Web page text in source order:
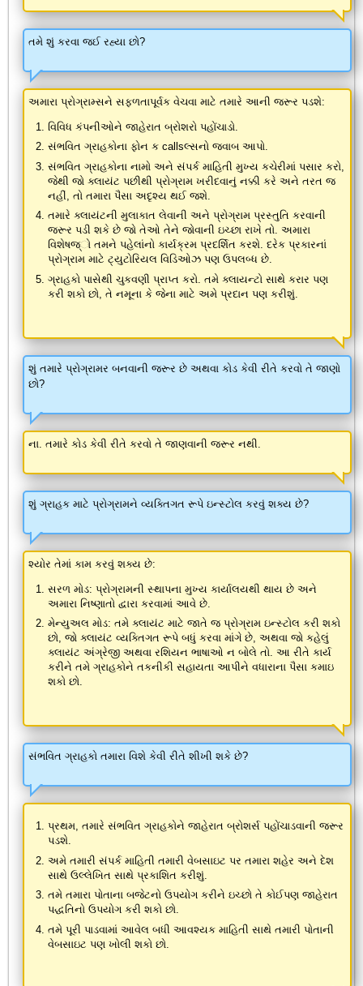
તમે શું કરવા જઈ રહ્યા છો?
અમારા પ્રોગ્રામ્સને સફળતાપૂર્વક વેચવા માટે તમારે આની જરૂર પડશે:
વિવિધ કંપનીઓને જાહેરાત બ્રોશરો પહોંચાડો.
સંભવિત ગ્રાહકોના ફોન ક callsલ્સનો જવાબ આપો.
સંભવિત ગ્રાહકોના નામો અને સંપર્ક માહિતી મુખ્ય કચેરીમાં પસાર કરો,
જેથી જો ક્લાયંટ પછીથી પ્રોગ્રામ ખરીદવાનું નક્કી કરે અને તરત જ
નહીં, તો તમારા પૈસા અદૃશ્ય થઈ જશે.
તમારે ક્લાયંટની મુલાકાત લેવાની અને પ્રોગ્રામ પ્રસ્તુતિ કરવાની
જરૂર પડી શકે છે જો તેઓ તેને જોવાની ઇચ્છા રાખે તો. અમારા
વિશેષજ્ો તમને પહેલાંનો કાર્યક્રમ પ્રદર્શિત કરશે. દરેક પ્રકારનાં
પ્રોગ્રામ માટે ટ્યુટોરિયલ વિડિઓઝ પણ ઉપલબ્ધ છે.
ગ્રાહકો પાસેથી ચુકવણી પ્રાપ્ત કરો. તમે ક્લાયન્ટો સાથે કરાર પણ
કરી શકો છો, તે નમૂના કે જેના માટે અમે પ્રદાન પણ કરીશું.
શું તમારે પ્રોગ્રામર બનવાની જરૂર છે અથવા કોડ કેવી રીતે કરવો તે જાણો
છો?
ના. તમારે કોડ કેવી રીતે કરવો તે જાણવાની જરૂર નથી.
શું ગ્રાહક માટે પ્રોગ્રામને વ્યક્તિગત રૂપે ઇન્સ્ટોલ કરવું શક્ય છે?
શ્યોર તેમાં કામ કરવું શક્ય છે:
સરળ મોડ: પ્રોગ્રામની સ્થાપના મુખ્ય કાર્યાલયથી થાય છે અને
અમારા નિષ્ણાતો દ્વારા કરવામાં આવે છે.
મેન્યુઅલ મોડ: તમે ક્લાયંટ માટે જાતે જ પ્રોગ્રામ ઇન્સ્ટોલ કરી શકો
છો, જો ક્લાયંટ વ્યક્તિગત રૂપે બધું કરવા માંગે છે, અથવા જો કહેલું
ક્લાયંટ અંગ્રેજી અથવા રશિયન ભાષાઓ ન બોલે તો. આ રીતે કાર્ય
કરીને તમે ગ્રાહકોને તકનીકી સહાયતા આપીને વધારાના પૈસા કમાઇ
શકો છો.
સંભવિત ગ્રાહકો તમારા વિશે કેવી રીતે શીખી શકે છે?
પ્રથમ, તમારે સંભવિત ગ્રાહકોને જાહેરાત બ્રોશર્સ પહોંચાડવાની જરૂર
પડશે.
અમે તમારી સંપર્ક માહિતી તમારી વેબસાઇટ પર તમારા શહેર અને દેશ
સાથે ઉલ્લેખિત સાથે પ્રકાશિત કરીશું.
તમે તમારા પોતાના બજેટનો ઉપયોગ કરીને ઇચ્છો તે કોઈપણ જાહેરાત
પદ્ધતિનો ઉપયોગ કરી શકો છો.
તમે પૂરી પાડવામાં આવેલ બધી આવશ્યક માહિતી સાથે તમારી પોતાની
વેબસાઇટ પણ ખોલી શકો છો.